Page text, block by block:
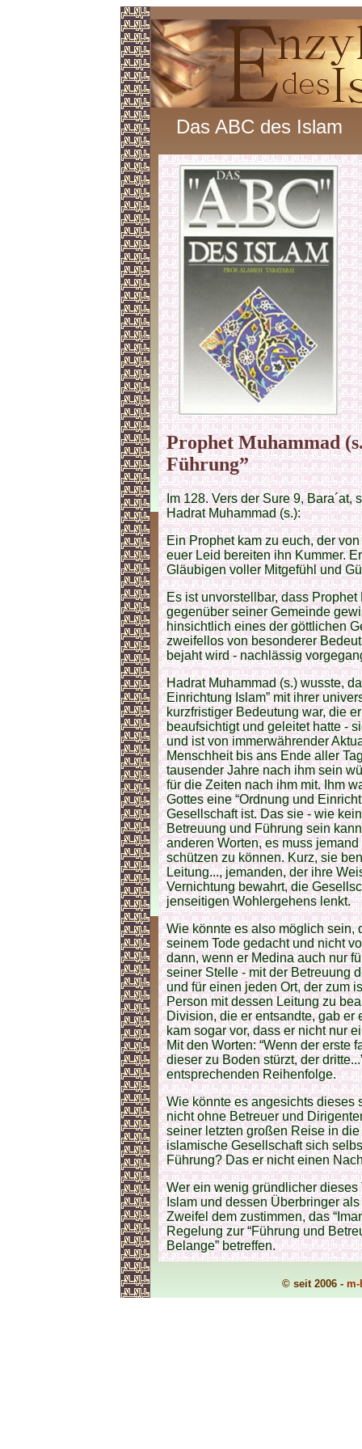
Das ABC des Islam
Prophet Muhammad
Führung”
Im 128. Vers der Sure 9,
Hadrat Muhammad (s.):
Ein Prophet kam zu euch, der
euer Leid bereiten ihn Kummer.
Gläubigen voller Mitgefühl und
Es ist unvorstellbar, dass
gegenüber seiner Gemeinde
hinsichtlich eines der göttlichen
zweifellos von besonderer
bejaht wird - nachlässig
Hadrat Muhammad (s.) wusste,
Einrichtung Islam” mit ihrer
kurzfristiger Bedeutung war, die
beaufsichtigt und geleitet hatte -
und ist von immerwährender
Menschheit bis ans Ende aller
tausender Jahre nach ihm sein
für die Zeiten nach ihm mit. Ihm
Gottes eine “Ordnung und
Gesellschaft ist. Das sie - wie
Betreuung und Führung sein
anderen Worten, es muss
schützen zu können. Kurz, sie
Leitung..., jemanden, der ihre
Vernichtung bewahrt, die
jenseitigen Wohlergehens lenkt.
Wie könnte es also möglich sein,
seinem Tode gedacht und nicht
dann, wenn er Medina auch nur
seiner Stelle - mit der Betreuung
und für einen jeden Ort, der zum
Person mit dessen Leitung zu
Division, die er entsandte, gab er
kam sogar vor, dass er nicht nur
Mit den Worten: “Wenn der erste
dieser zu Boden stürzt, der
entsprechenden Reihenfolge.
Wie könnte es angesichts dieses
nicht ohne Betreuer und
seiner letzten großen Reise in
islamische Gesellschaft sich
Führung? Das er nicht einen
Wer ein wenig gründlicher
Islam und dessen Überbringer
Zweifel dem zustimmen, das
Regelung zur “Führung und
Belange” betreffen.
© seit 2006 - m-